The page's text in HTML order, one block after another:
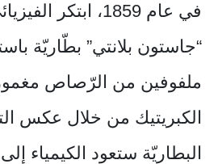
في عام 1859، ابتكر
“جاستون بلانتي” بطّاريّة
ملفوفين من الرّصاص
الكبريتيك من خلال عكس
البطاريّة ستعود الكيمياء